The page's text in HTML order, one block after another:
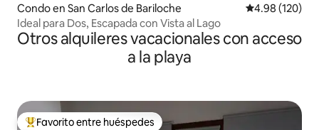
Condo en San Carlos de Bariloche Calificación
4.98 (120)
Ideal para Dos, Escapada con Vista al Lago
Otros alquileres vacacionales con acceso
a la playa
Favorito entre huéspedes